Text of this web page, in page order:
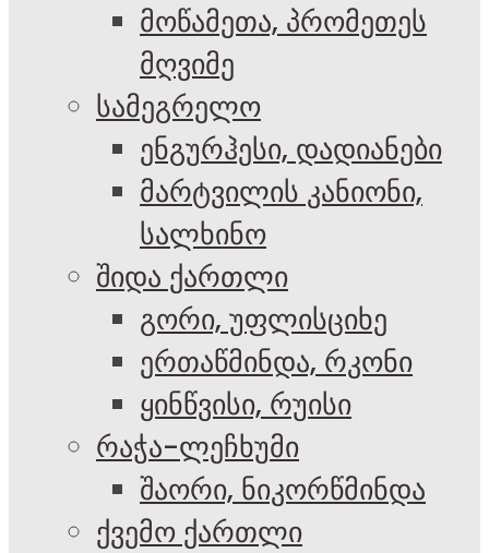
მოწამეთა, პრომეთეს
მღვიმე
სამეგრელო
ენგურჰესი, დადიანები
მარტვილის კანიონი,
სალხინო
შიდა ქართლი
გორი, უფლისციხე
ერთაწმინდა, რკონი
ყინწვისი, რუისი
რაჭა-ლეჩხუმი
შაორი, ნიკორწმინდა
ქვემო ქართლი